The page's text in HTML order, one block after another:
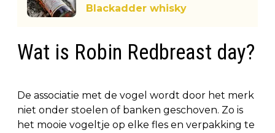
Blackadder whisky
Wat is Robin Redbreast day?
De associatie met de vogel wordt door het merk
niet onder stoelen of banken geschoven. Zo is
het mooie vogeltje op elke fles en verpakking te